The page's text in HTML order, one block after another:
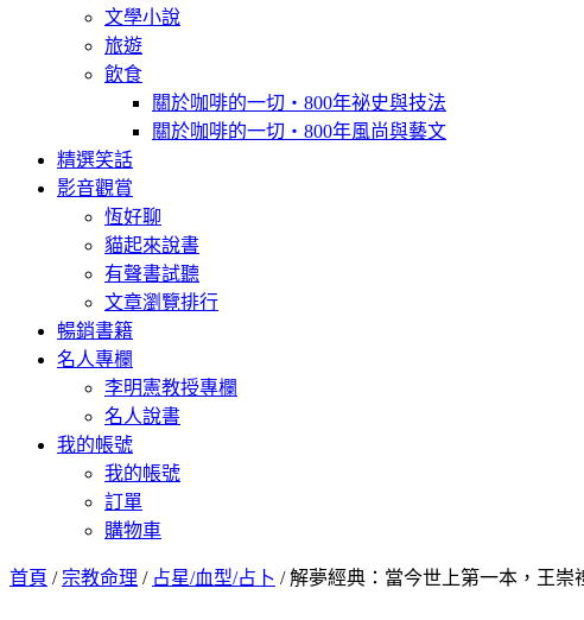
文學小說
旅遊
飲食
關於咖啡的一切‧800年祕史與技法
關於咖啡的一切‧800年風尚與藝文
精選笑話
影音觀賞
恆好聊
貓起來說書
有聲書試聽
文章瀏覽排行
暢銷書籍
名人專欄
李明憲教授專欄
名人說書
我的帳號
我的帳號
訂單
購物車
首頁 / 宗教命理 / 占星/血型/占卜 / 解夢經典：當今世上第一本，王